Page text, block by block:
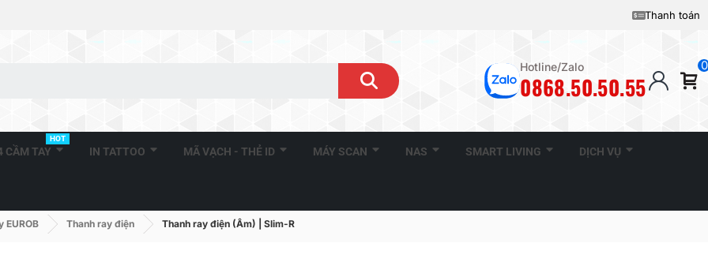
Thanh toán
Hotline/Zalo
0868.50.50.55
0
CẦM TAY
HOT
IN TATTOO MÃ VẠCH - THẺ ID MÁY SCAN NAS SMART LIVING DỊCH VỤ
EUROB Thanh ray điện Thanh ray điện (Âm) | Slim-R